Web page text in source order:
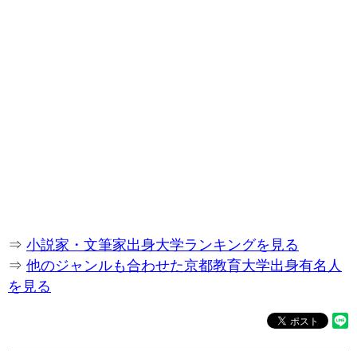
⇒ 小説家・文筆家出身大学ランキングを見る
⇒ 他のジャンルも合わせた京都教育大学出身有名人
を見る